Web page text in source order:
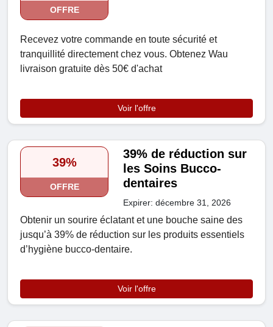
OFFRE
Recevez votre commande en toute sécurité et
tranquillité directement chez vous. Obtenez Wau
livraison gratuite dès 50€ d'achat
Voir l'offre
39%
OFFRE
39% de réduction sur
les Soins Bucco-
dentaires
Expirer: décembre 31, 2026
Obtenir un sourire éclatant et une bouche saine des
jusqu’à 39% de réduction sur les produits essentiels
d’hygiène bucco-dentaire.
Voir l'offre